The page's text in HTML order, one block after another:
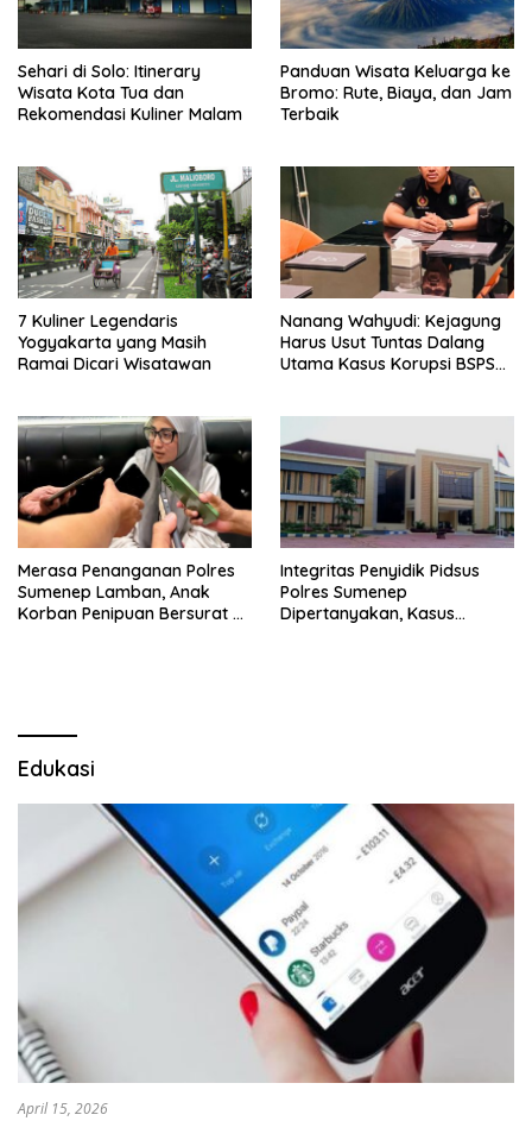
Sehari di Solo: Itinerary
Wisata Kota Tua dan
Rekomendasi Kuliner Malam
Panduan Wisata Keluarga ke
Bromo: Rute, Biaya, dan Jam
Terbaik
7 Kuliner Legendaris
Yogyakarta yang Masih
Ramai Dicari Wisatawan
Nanang Wahyudi: Kejagung
Harus Usut Tuntas Dalang
Utama Kasus Korupsi BSPS
Merasa Penanganan Polres
Sumenep Lamban, Anak
Korban Penipuan Bersurat ke
Integritas Penyidik Pidsus
Polres Sumenep
Dipertanyakan, Kasus
Edukasi
April 15, 2026